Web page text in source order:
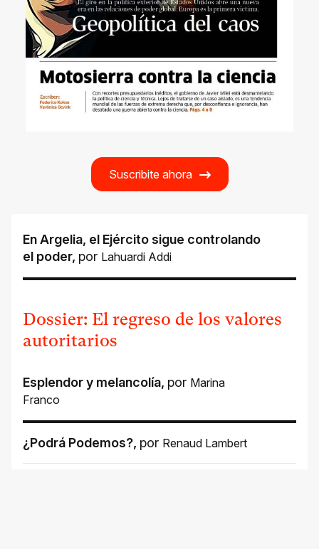
Suscribite ahora
En Argelia, el Ejército sigue controlando
el poder, por Lahuardi Addi
Dossier: El regreso de los valores
autoritarios
Esplendor y melancolía, por Marina
Franco
¿Podrá Podemos?, por Renaud Lambert